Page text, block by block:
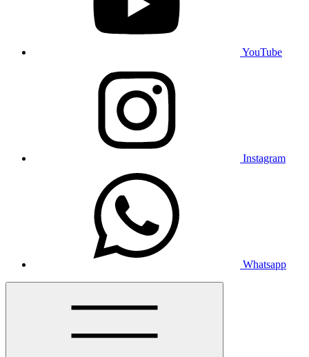
YouTube
Instagram
Whatsapp